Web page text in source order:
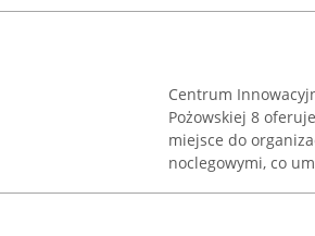
Centrum
Pożowskiej 8
miejsce do
noclegowymi, co